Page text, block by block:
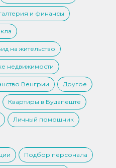
и финансы
на жительство
недвижимости
Венгрии Другое
Квартиры в Будапеште
Личный помощник
Подбор персонала